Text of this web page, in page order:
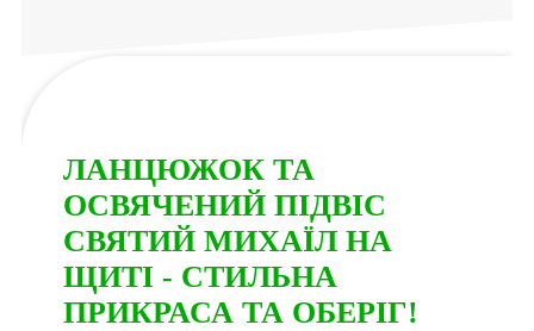
ЛАНЦЮЖОК ТА
ОСВЯЧЕНИЙ ПІДВІС
СВЯТИЙ МИХАЇЛ НА
ЩИТІ - СТИЛЬНА
ПРИКРАСА ТА ОБЕРІГ!